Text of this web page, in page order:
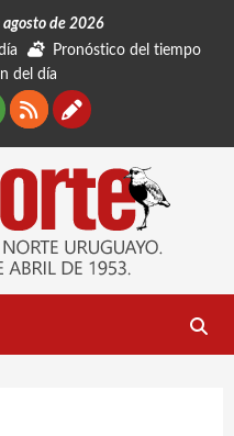
de 2026
Pronóstico del tiempo
del día
RSSContáctanos